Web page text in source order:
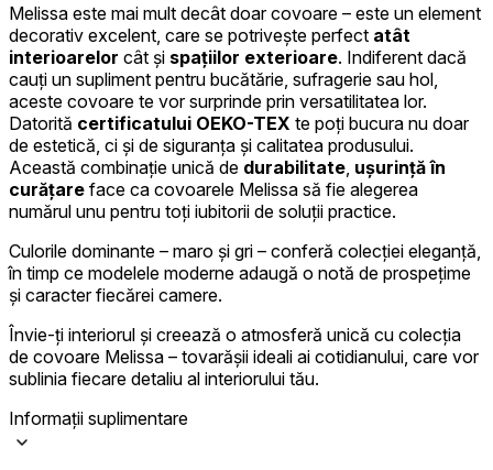
Melissa este mai mult decât doar covoare – este un element
decorativ excelent, care se potrivește perfect atât
interioarelor cât și spațiilor exterioare. Indiferent dacă
cauți un supliment pentru bucătărie, sufragerie sau hol,
aceste covoare te vor surprinde prin versatilitatea lor.
Datorită certificatului OEKO-TEX te poți bucura nu doar
de estetică, ci și de siguranța și calitatea produsului.
Această combinație unică de durabilitate ușurință în
curățare face ca covoarele Melissa să fie alegerea
numărul unu pentru toți iubitorii de soluții practice.
Culorile dominante – maro și gri – conferă colecției eleganță,
în timp ce modelele moderne adaugă o notă de prospețime
și caracter fiecărei camere.
Învie-ți interiorul și creează o atmosferă unică cu colecția
de covoare Melissa – tovarășii ideali ai cotidianului, care vor
sublinia fiecare detaliu al interiorului tău.
Informații suplimentare
Acceptă toate